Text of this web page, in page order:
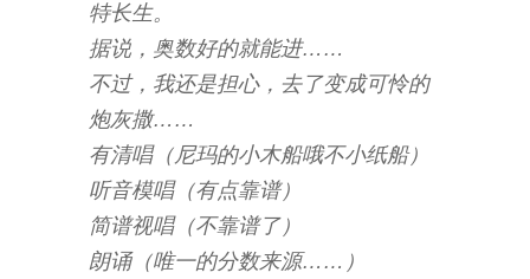
特长生。
据说，奥数好的就能进……
不过，我还是担心，去了变成可怜的
炮灰撒……
有清唱（尼玛的小木船哦不小纸船）
听音模唱（有点靠谱）
简谱视唱（不靠谱了）
朗诵（唯一的分数来源……）